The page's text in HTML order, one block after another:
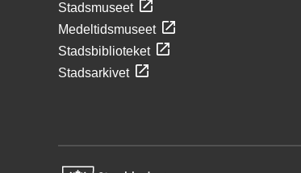
Stadsmuseet
Medeltidsmuseet
Stadsbiblioteket
Stadsarkivet